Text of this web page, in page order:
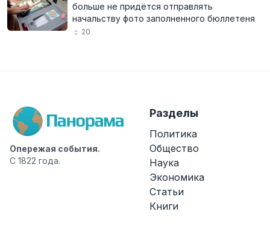
больше не придётся отправлять
начальству фото заполненного бюллетеня
20
Опережая события.
С 1822 года.
Разделы
Политика
Общество
Наука
Экономика
Статьи
Книги